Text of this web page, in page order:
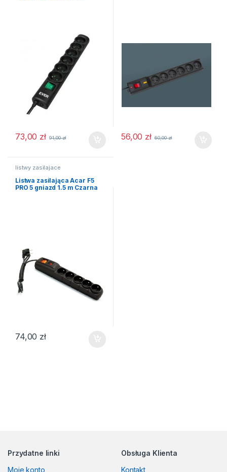
73,00 zł 91,00zł 56,00 zł 60,00zł
listwy zasilajace
Listwa zasilająca Acar F5
PRO 5 gniazd 1.5 m Czarna
74,00 zł
Przydatne linki
Moje konto
Obsługa Klienta
Kontakt